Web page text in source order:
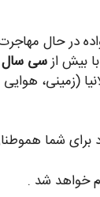
در حال
بیش ازسی سال
(زمینی،
برای شما
خواهد شد .